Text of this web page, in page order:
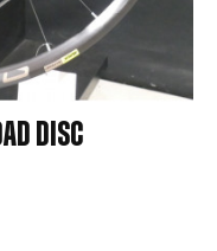
DISC